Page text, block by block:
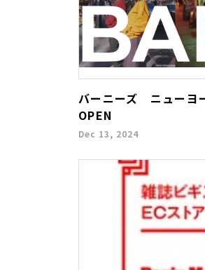
バーニーズ ニューヨ
OPEN
Dec 13, 2024